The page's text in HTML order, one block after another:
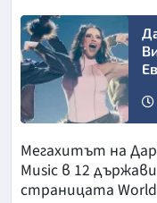
Мегахитът на
Music в 12
страницата World